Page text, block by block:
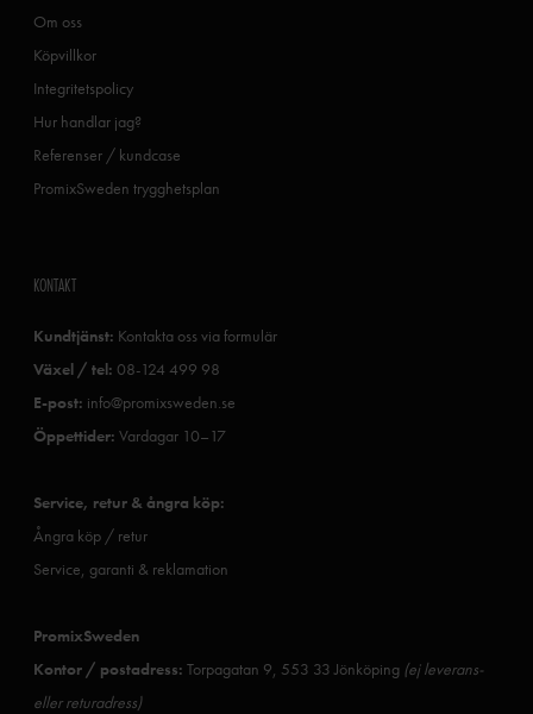
Om oss
Köpvillkor
Integritetspolicy
Hur handlar jag?
Referenser / kundcase
PromixSweden trygghetsplan
KONTAKT
Kundtjänst: Kontakta oss via formulär
Växel / tel: 08-124 499 98
E-post: info@promixsweden.se
Öppettider: Vardagar 10–17
Service, retur & ångra köp:
Ångra köp / retur
Service, garanti & reklamation
PromixSweden
Kontor / postadress: Torpagatan 9, 553 33 Jönköping (ej leverans-
eller returadress)